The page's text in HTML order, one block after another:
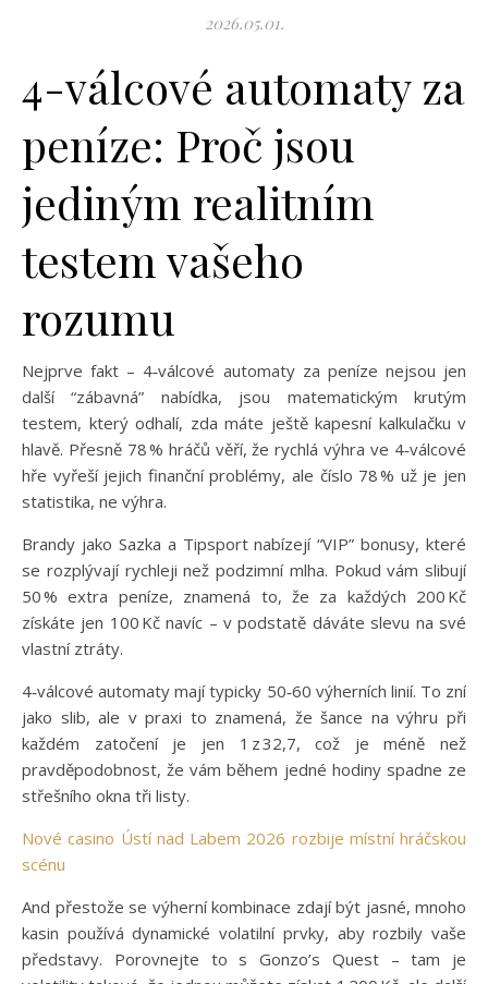
2026.05.01.
4-válcové automaty za
peníze: Proč jsou
jediným realitním
testem vašeho
rozumu
Nejprve fakt – 4‑válcové automaty za peníze nejsou jen
další “zábavná” nabídka, jsou matematickým krutým
testem, který odhalí, zda máte ještě kapesní kalkulačku v
hlavě. Přesně 78 % hráčů věří, že rychlá výhra ve 4‑válcové
hře vyřeší jejich finanční problémy, ale číslo 78 % už je jen
statistika, ne výhra.
Brandy jako Sazka a Tipsport nabízejí “VIP” bonusy, které
se rozplývají rychleji než podzimní mlha. Pokud vám slibují
50 % extra peníze, znamená to, že za každých 200 Kč
získáte jen 100 Kč navíc – v podstatě dáváte slevu na své
vlastní ztráty.
4‑válcové automaty mají typicky 50‑60 výherních linií. To zní
jako slib, ale v praxi to znamená, že šance na výhru při
každém zatočení je jen 1 z 32,7, což je méně než
pravděpodobnost, že vám během jedné hodiny spadne ze
střešního okna tři listy.
Nové casino Ústí nad Labem 2026 rozbije místní hráčskou
scénu
And přestože se výherní kombinace zdají být jasné, mnoho
kasin používá dynamické volatilní prvky, aby rozbily vaše
představy. Porovnejte to s Gonzo’s Quest – tam je